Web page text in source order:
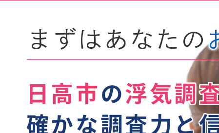
日高市 の浮気調
確かな調査力と